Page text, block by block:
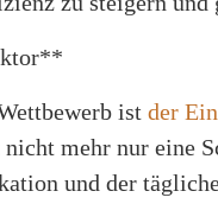
ist der
mehr nur eine
und der